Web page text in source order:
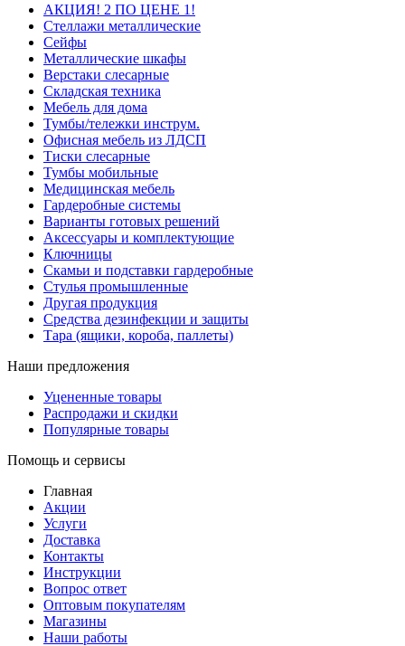
АКЦИЯ! 2 ПО ЦЕНЕ 1!
Стеллажи металлические
Сейфы
Металлические шкафы
Верстаки слесарные
Складская техника
Мебель для дома
Тумбы/тележки инструм.
Офисная мебель из ЛДСП
Тиски слесарные
Тумбы мобильные
Медицинская мебель
Гардеробные системы
Варианты готовых решений
Аксессуары и комплектующие
Ключницы
Скамьи и подставки гардеробные
Стулья промышленные
Другая продукция
Средства дезинфекции и защиты
Тара (ящики, короба, паллеты)
Наши предложения
Уцененные товары
Распродажи и скидки
Популярные товары
Помощь и сервисы
Главная
Акции
Услуги
Доставка
Контакты
Инструкции
Вопрос ответ
Оптовым покупателям
Магазины
Наши работы